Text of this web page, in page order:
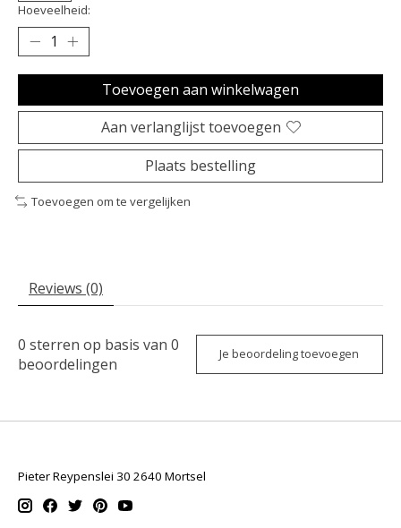
Hoeveelheid:
Toevoegen aan winkelwagen
Aan verlanglijst toevoegen
Plaats bestelling
Toevoegen om te vergelijken
Reviews (0)
0 sterren op basis van 0
beoordelingen
Je beoordeling toevoegen
Pieter Reypenslei 30 2640 Mortsel